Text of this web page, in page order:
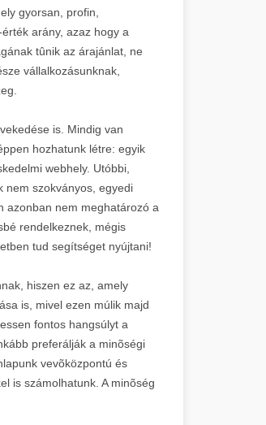
gyorsan, profin,
arány, azaz hogy a
tûnik az árajánlat, ne
vállalkozásunknak,
is. Mindig van
hozhatunk létre: egyik
webhely. Utóbbi,
nem szokványos, egyedi
azonban nem meghatározó a
rendelkeznek, mégis
tud segítséget nyújtani!
hiszen ez az, amely
is, mivel ezen múlik majd
fontos hangsúlyt a
preferálják a minõségi
vevõközpontú és
is számolhatunk. A minõség